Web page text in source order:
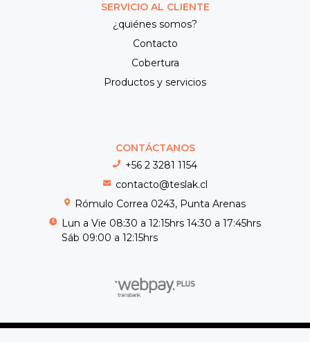
SERVICIO AL CLIENTE
¿quiénes somos?
Contacto
Cobertura
Productos y servicios
CONTÁCTANOS
+56 2 3281 1154
contacto@teslak.cl
Rómulo Correa 0243, Punta Arenas
Lun a Vie 08:30 a 12:15hrs 14:30 a 17:45hrs
Sáb 09:00 a 12:15hrs